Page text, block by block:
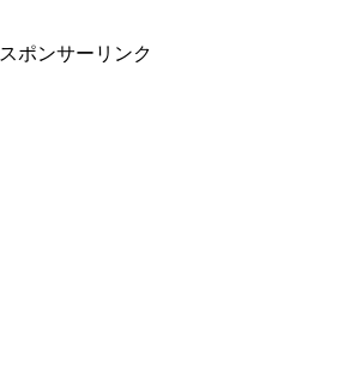
スポンサーリンク